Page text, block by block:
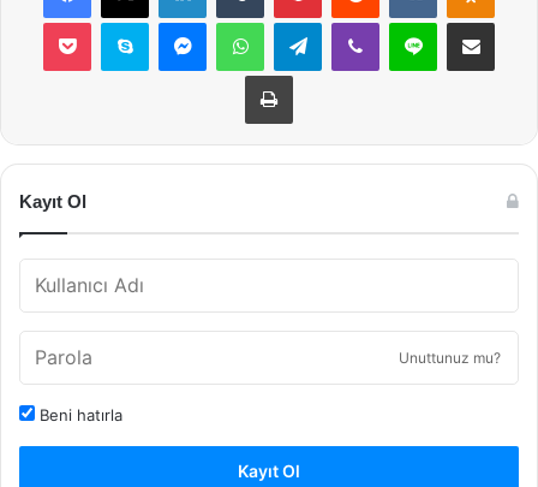
Pocket Skype MessengerWhatsAppTelegramViber Line E-Posta ile
Yazdır
Kayıt Ol
Unuttunuz mu?
Beni hatırla
Kayıt Ol